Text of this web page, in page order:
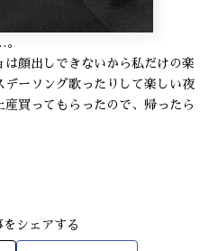
顔出しできないから私だけの楽
デーソング歌ったりして楽しい夜
買ってもらったので、帰ったら
をシェアする